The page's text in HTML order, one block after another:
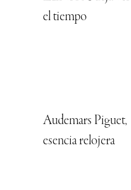
el tiempo
Audemars Piguet,
esencia relojera